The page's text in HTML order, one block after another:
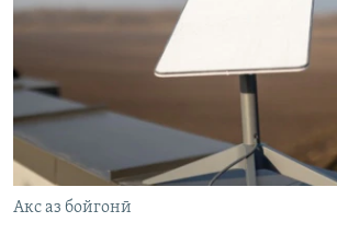
Акс аз бойгонӣ